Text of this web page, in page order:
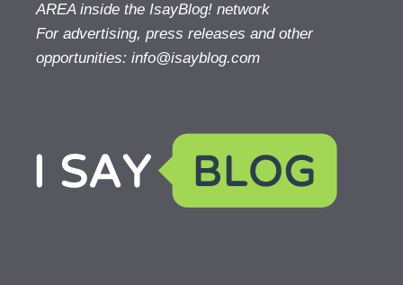
AREA inside the IsayBlog! network
For advertising, press releases and other
opportunities: info@isayblog.com